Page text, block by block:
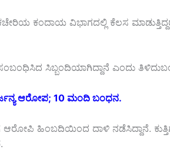
ಕಂದಾಯ ವಿಭಾಗದಲ್ಲಿ ಕೆಲಸ
ಸಿಬ್ಬಂದಿಯಾಗಿದ್ದಾನೆ ಎಂದು
ಆರೋಪ; 10 ಮಂದಿ ಬಂಧನ.
ಆರೋಪಿ ಹಿಂಬದಿಯಿಂದ ದಾಳಿ ನಡೆಸಿದ್ದಾನೆ.